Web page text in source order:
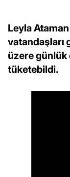
Leyla
vatandaşları
üzere günlük
tüketebildi.